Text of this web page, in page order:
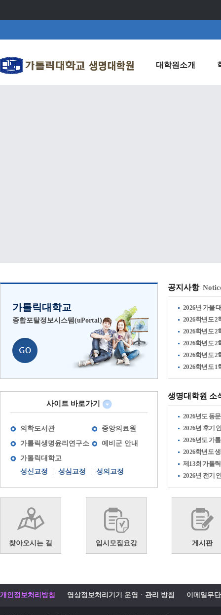
대학원소개
가톨릭대학교
종합포탈정보시스템(uPortal)
공지사항
2026년 가을
2026학년도 2
2026학년도 2
2026학년도 2
2026학년도 2
2026학년도 1
사이트 바로가기
의학도서관
중앙의료원
가톨릭생명윤리연구소
예비군 안내
가톨릭대학교
성신교정
성심교정 성의교정
생명대학원 소
2026년도 동
2026년 후기
2026년도 가
2026학년도
제13회 가톨
2026년 전기
찾아오시는 길 입시모집요강 게시판
개인정보처리방침 영상정보처리기기 운영ㆍ관리 방침 이메일무